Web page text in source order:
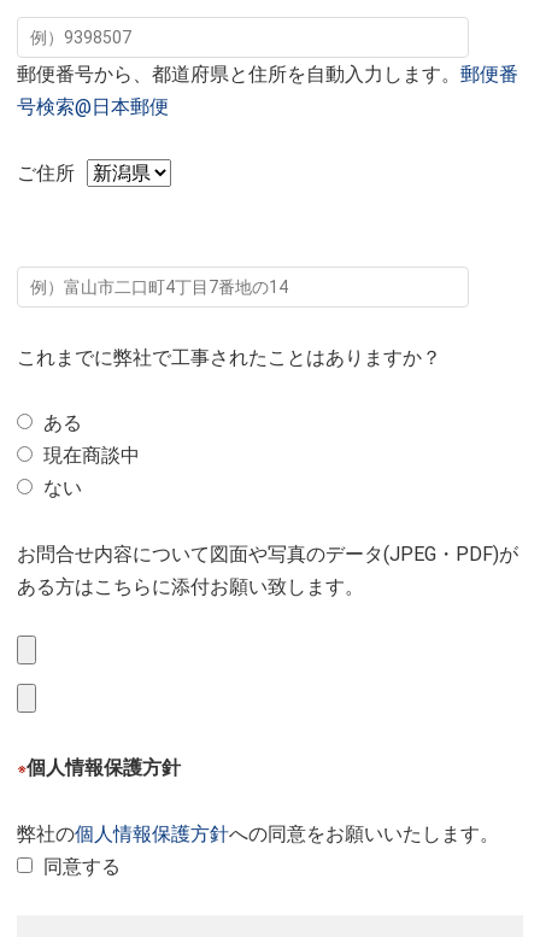
郵便番号から、都道府県と住所を自動入力します。 郵便番
号検索@日本郵便
ご住所
これまでに弊社で工事されたことはありますか？
ある
現在商談中
ない
お問合せ内容について図面や写真のデータ(JPEG・PDF)が
ある方はこちらに添付お願い致します。
※個人情報保護方針
弊社の個人情報保護方針への同意をお願いいたします。
同意する